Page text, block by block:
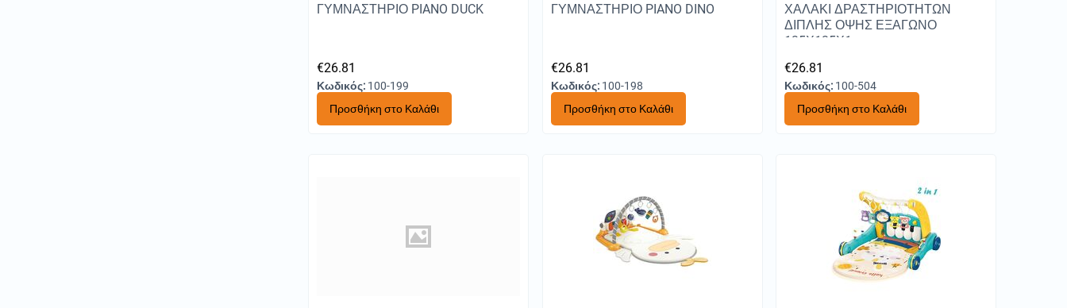
ΓΥΜΝΑΣΤΗΡΙΟ PIANO DUCK
€26.81
Κωδικός: 100-199
Προσθήκη στο Καλάθι
ΓΥΜΝΑΣΤΗΡΙΟ PIANO DINO
€26.81
Κωδικός: 100-198
Προσθήκη στο Καλάθι
ΧΑΛΑΚΙ ΔΡΑΣΤΗΡΙΟΤΗΤΩΝ
ΔΙΠΛΗΣ ΟΨΗΣ ΕΞΑΓΩΝΟ
135Χ135Χ1
€26.81
Κωδικός: 100-504
Προσθήκη στο Καλάθι